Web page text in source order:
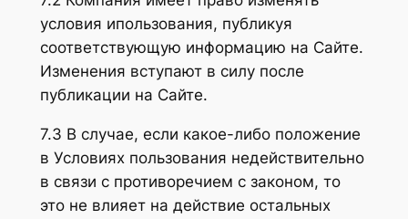
условия ипользования, публикуя
соответствующую информацию на Сайте.
Изменения вступают в силу после
публикации на Сайте.
7.3 В случае, если какое-либо положение
в Условиях пользования недействительно
в связи с противоречием с законом, то
это не влияет на действие остальных